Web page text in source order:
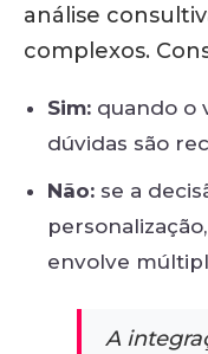
análise
complexos.
Sim: quando o
dúvidas são
Não: se a
envolve
A